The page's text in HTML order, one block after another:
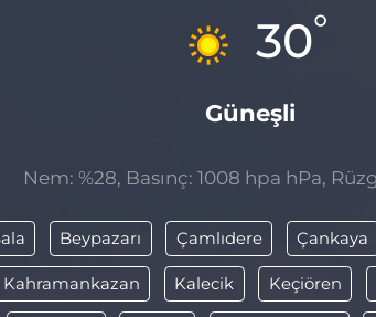
30°
Güneşli
Nem: %28, Basınç: 1008 hpa hPa,
Beypazarı Çamlıdere Çankaya
Kahramankazan Kalecik Keçiören